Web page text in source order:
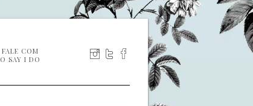
FALE COM
O SAY I DO